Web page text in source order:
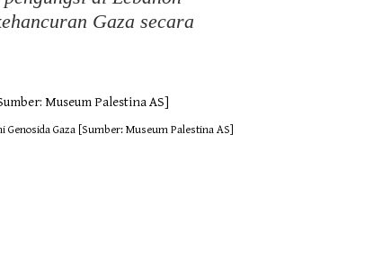
Gaza secara
Gaza [Sumber: Museum Palestina AS]